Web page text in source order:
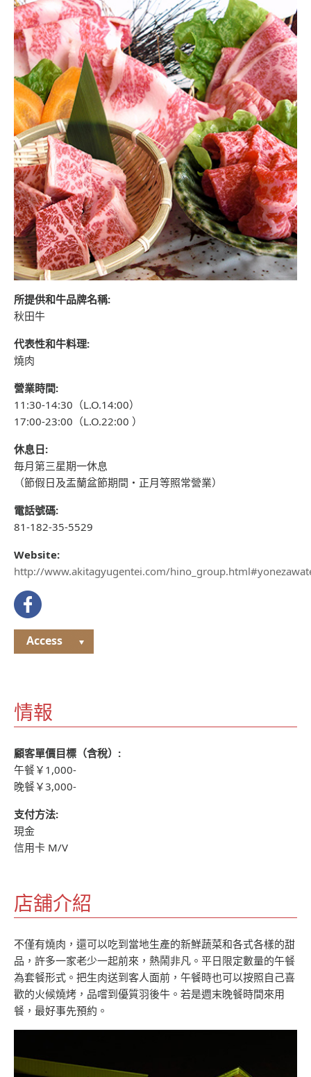
所提供和牛品牌名稱:
秋田牛
代表性和牛料理:
燒肉
營業時間:
11:30-14:30（L.O.14:00）
17:00-23:00（L.O.22:00 ）
休息日:
毎月第三星期一休息
（節假日及盂蘭盆節期間・正月等照常營業）
電話號碼:
81-182-35-5529
Website:
http://www.akitagyugentei.com/
Access
情報
顧客單價目標（含稅）:
午餐￥1,000-
晚餐￥3,000-
支付方法:
現金
信用卡 M/V
店舖介紹
不僅有燒肉，還可以吃到當地生產的新鮮蔬菜和各式各樣的甜
品，許多一家老少一起前來，熱鬧非凡。平日限定數量的午餐
為套餐形式。把生肉送到客人面前，午餐時也可以按照自己喜
歡的火候燒烤，品嚐到優質羽後牛。若是週末晚餐時間來用
餐，最好事先預約。